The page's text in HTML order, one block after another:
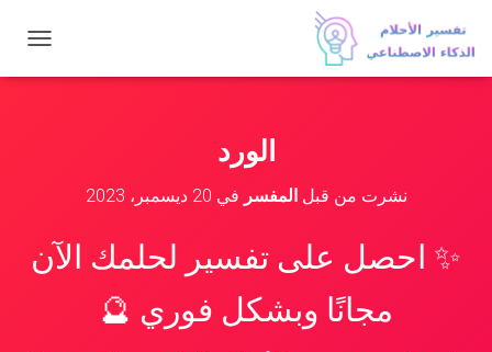
ب
ل
الورد
نشرت من قبلالمفسر في 20 ديسمبر، 2023
✨ احصل على تفسير لحلمك الآن
مجانًا وبشكل فوري 🔮